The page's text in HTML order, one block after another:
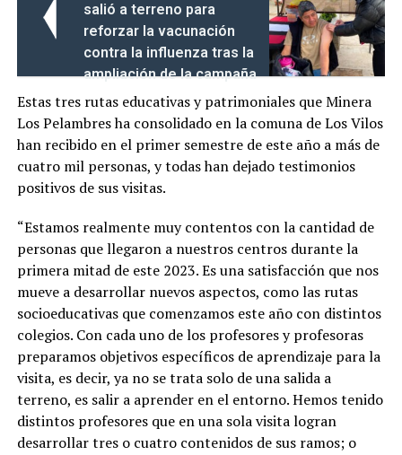
salió a terreno para
reforzar la vacunación
contra la influenza tras la
ampliación de la campaña
Estas tres rutas educativas y patrimoniales que Minera
Los Pelambres ha consolidado en la comuna de Los Vilos
han recibido en el primer semestre de este año a más de
cuatro mil personas, y todas han dejado testimonios
positivos de sus visitas.
“Estamos realmente muy contentos con la cantidad de
personas que llegaron a nuestros centros durante la
primera mitad de este 2023. Es una satisfacción que nos
mueve a desarrollar nuevos aspectos, como las rutas
socioeducativas que comenzamos este año con distintos
colegios. Con cada uno de los profesores y profesoras
preparamos objetivos específicos de aprendizaje para la
visita, es decir, ya no se trata solo de una salida a
terreno, es salir a aprender en el entorno. Hemos tenido
distintos profesores que en una sola visita logran
desarrollar tres o cuatro contenidos de sus ramos; o